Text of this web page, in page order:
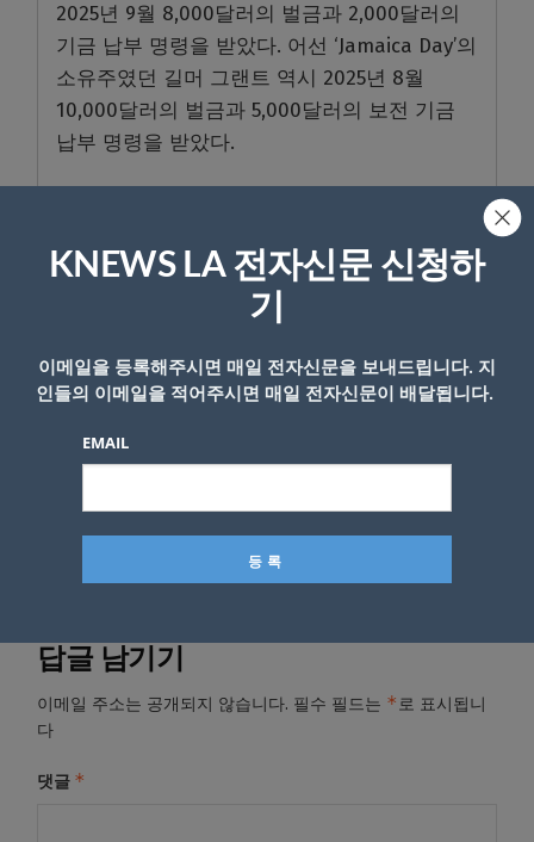
2025년 9월 8,000달러의 벌금과 2,000달러의
기금 납부 명령을 받았다. 어선 ‘Jamaica Day’의
소유주였던 길머 그랜트 역시 2025년 8월
10,000달러의 벌금과 5,000달러의 보전 기금
납부 명령을 받았다.
는 향후 위반 시 추가 벌금이 부과될 수 있는 감
독 조치와 공개 의무도 포함돼 있다고 CDFW는
박성철기자(sungparkknews@gmail.com)
- Copyright © KNEWSLA.COM, 무단 전재 및 재배포 금지
답글 남기기
이메일 주소는 공개되지 않습니다. 필수 필드는 *로 표시됩니
다
댓글 *
KNEWS LA 전자신문 신청하
기
이메일을 등록해주시면 매일 전자신문을 보내드립니다. 지
인들의 이메일을 적어주시면 매일 전자신문이 배달됩니다.
EMAIL